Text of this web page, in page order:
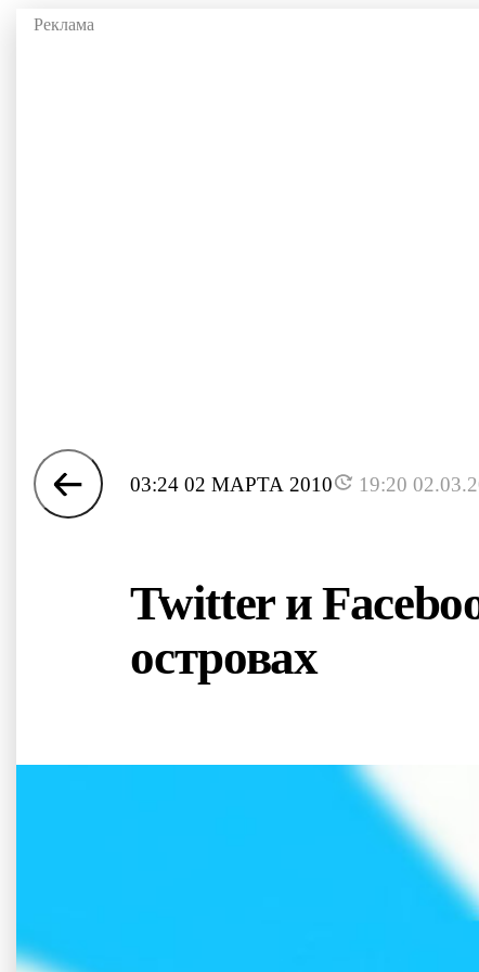
03:24 02 МАРТА 2010 19:20
Twitter и
островах